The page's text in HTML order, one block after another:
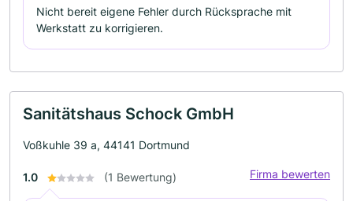
Nicht bereit eigene Fehler durch Rücksprache mit
Werkstatt zu korrigieren.
Sanitätshaus Schock GmbH
Voßkuhle 39 a, 44141 Dortmund
1.0 (1 Bewertung) Firma bewerten